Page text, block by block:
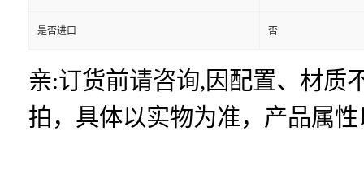
是否进口 否
亲:订货前请咨询,因配置、材质
拍，具体以实物为准，产品属